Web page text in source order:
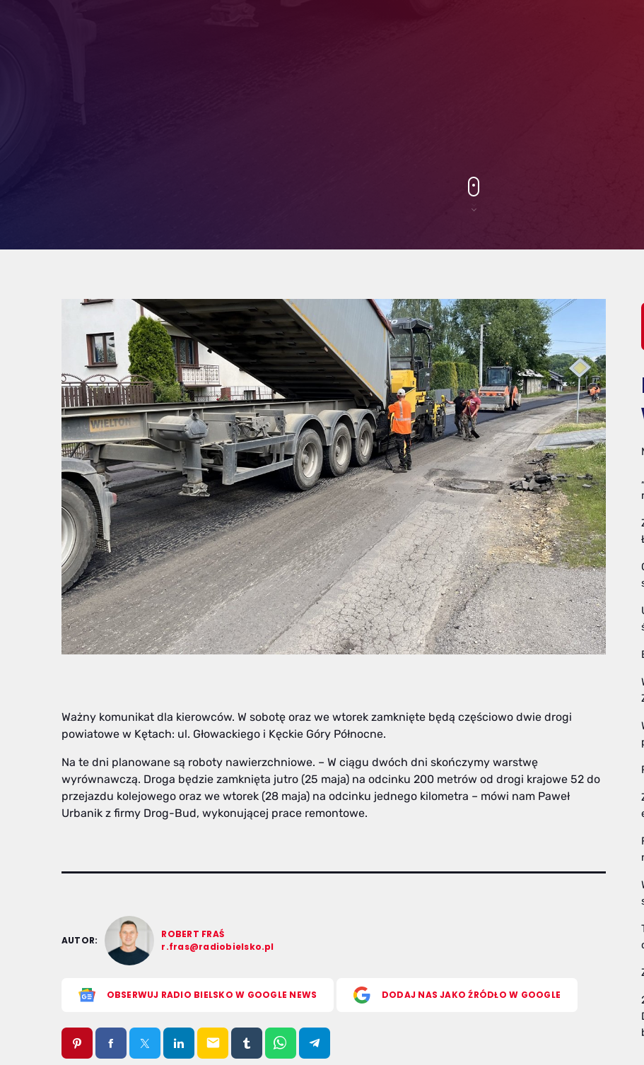
Ważny komunikat dla kierowców. W sobotę oraz we wtorek zamknięte będą częściowo dwie drogi
powiatowe w Kętach: ul. Głowackiego i Kęckie Góry Północne.
Na te dni planowane są roboty nawierzchniowe. – W ciągu dwóch dni skończymy warstwę
wyrównawczą. Droga będzie zamknięta jutro (25 maja) na odcinku 200 metrów od drogi krajowe 52 do
przejazdu kolejowego oraz we wtorek (28 maja) na odcinku jednego kilometra – mówi nam Paweł
Urbanik z firmy Drog-Bud, wykonującej prace remontowe.
AUTOR:
ROBERT FRAŚ
r.fras@radiobielsko.pl
OBSERWUJ RADIO BIELSKO W GOOGLE NEWS DODAJ NAS JAKO ŹRÓDŁO W GOOGLE
email